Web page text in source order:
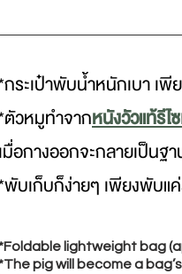
ระเป๋าพับน้ำหนักเบา เ
วหมูทำจากหนังวัวแท้รีไ
เมื่อกางออกจะกลายเป็นฐ
บเก็บก็ง่ายๆ เพียงพับแ
lightweight bag
pig will become a